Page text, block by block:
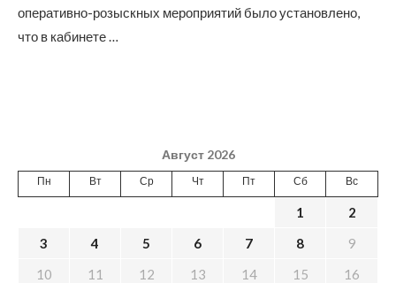
оперативно-розыскных мероприятий было установлено,
что в кабинете …
Август 2026
Пн Вт Ср Чт Пт Сб Вс
1
2
3
4 5 6 7 8
9
10
11 12 13 14 15
16